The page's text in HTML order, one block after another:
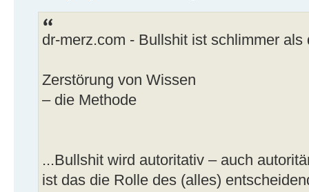
dr-merz.com - Bullshit ist schlimmer als
Zerstörung von Wissen
– die Methode
...Bullshit wird autoritativ – auch
ist das die Rolle des (alles)